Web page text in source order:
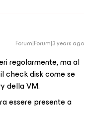
Forum|Forum|3 years ago
regolarmente, ma al
check disk come se
della VM.
essere presente a